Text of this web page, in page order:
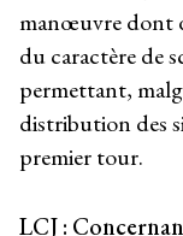
manœuvre dont
du caractère de
permettant,
distribution des
premier tour.
LCJ :